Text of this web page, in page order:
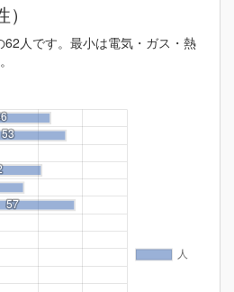
人です。最小は電気・ガス・熱